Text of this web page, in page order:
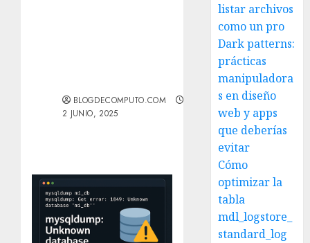
BLOGDECOMPUTO.COM
2 JUNIO, 2025
listar archivos
como un pro
Dark patterns:
prácticas
manipuladora
s en diseño
web y apps
que deberías
evitar
Cómo
optimizar la
tabla
mdl_logstore_
standard_log